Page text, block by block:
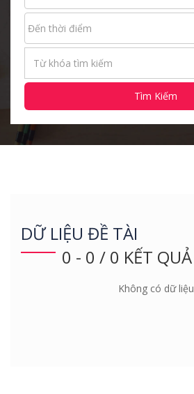
Tìm Kiếm
DỮ LIỆU ĐỀ TÀI
0 - 0 / 0 KẾT QUẢ
Không có dữ liệu